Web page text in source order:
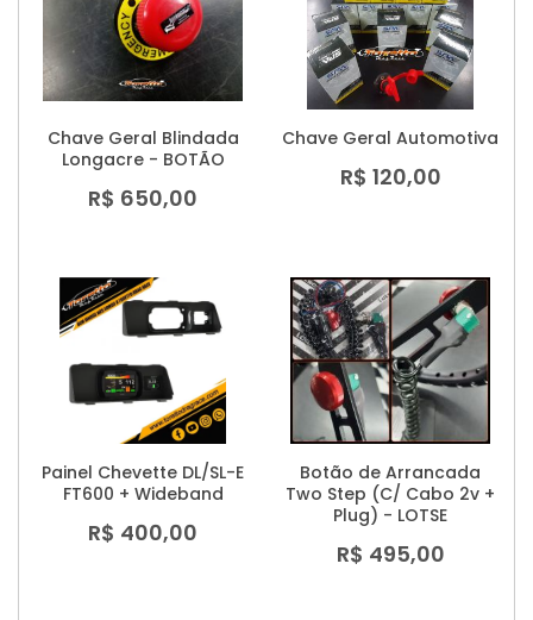
Chave Geral Blindada
Longacre - BOTÃO
R$ 650,00
Chave Geral Automotiva
R$ 120,00
Painel Chevette DL/SL-E
FT600 + Wideband
R$ 400,00
Botão de Arrancada
Two Step (C/ Cabo 2v +
Plug) - LOTSE
R$ 495,00